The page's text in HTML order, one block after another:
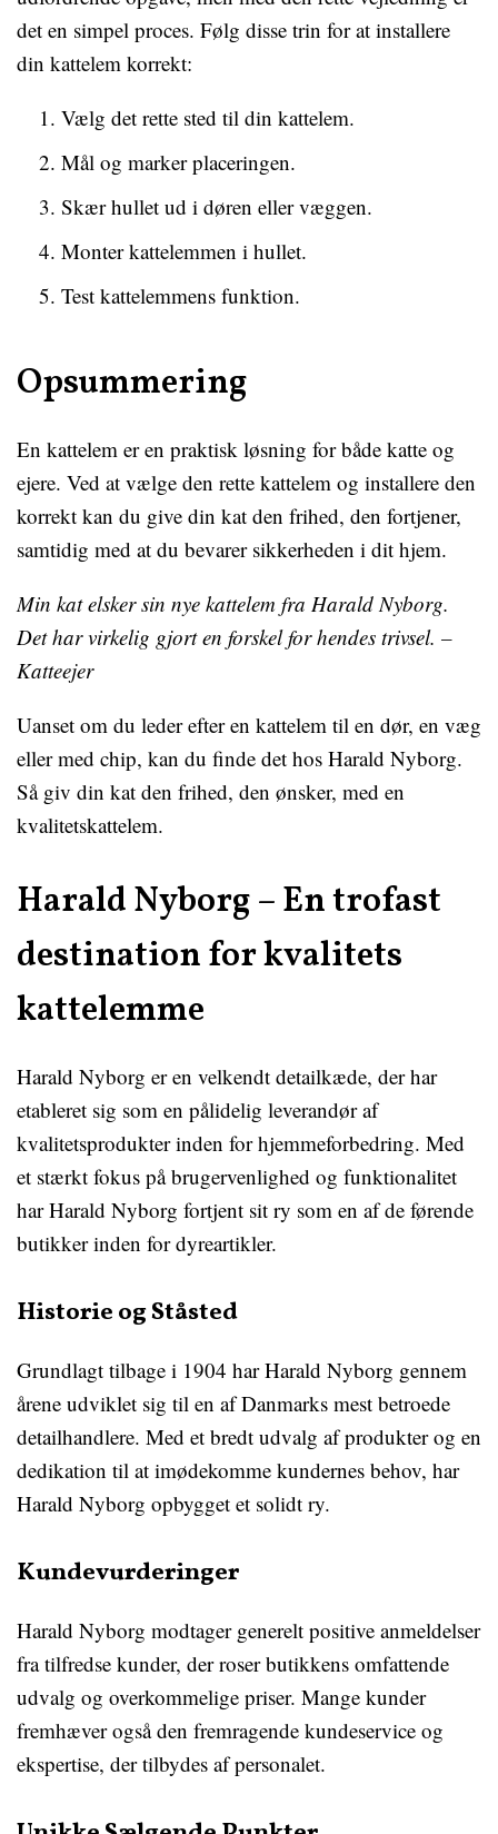
det en simpel proces. Følg disse trin for at installere
din kattelem korrekt:
Vælg det rette sted til din kattelem.
Mål og marker placeringen.
Skær hullet ud i døren eller væggen.
Monter kattelemmen i hullet.
Test kattelemmens funktion.
Opsummering
En kattelem er en praktisk løsning for både katte og
ejere. Ved at vælge den rette kattelem og installere den
korrekt kan du give din kat den frihed, den fortjener,
samtidig med at du bevarer sikkerheden i dit hjem.
Min kat elsker sin nye kattelem fra Harald Nyborg.
Det har virkelig gjort en forskel for hendes trivsel. –
Katteejer
Uanset om du leder efter en kattelem til en dør, en væg
eller med chip, kan du finde det hos Harald Nyborg.
Så giv din kat den frihed, den ønsker, med en
kvalitetskattelem.
Harald Nyborg – En trofast
destination for kvalitets
kattelemme
Harald Nyborg er en velkendt detailkæde, der har
etableret sig som en pålidelig leverandør af
kvalitetsprodukter inden for hjemmeforbedring. Med
et stærkt fokus på brugervenlighed og funktionalitet
har Harald Nyborg fortjent sit ry som en af de førende
butikker inden for dyreartikler.
Historie og Ståsted
Grundlagt tilbage i 1904 har Harald Nyborg gennem
årene udviklet sig til en af Danmarks mest betroede
detailhandlere. Med et bredt udvalg af produkter og en
dedikation til at imødekomme kundernes behov, har
Harald Nyborg opbygget et solidt ry.
Kundevurderinger
Harald Nyborg modtager generelt positive anmeldelser
fra tilfredse kunder, der roser butikkens omfattende
udvalg og overkommelige priser. Mange kunder
fremhæver også den fremragende kundeservice og
ekspertise, der tilbydes af personalet.